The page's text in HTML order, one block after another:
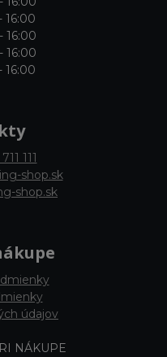
111
shop.sk
shop.sk
údajov
NÁKUPE